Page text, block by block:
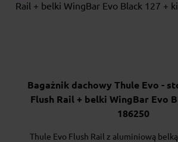
Bagażnik dachowy Thule Evo -
Flush Rail + belki WingBar Evo
186250
Thule Evo Flush Rail z aluminiową